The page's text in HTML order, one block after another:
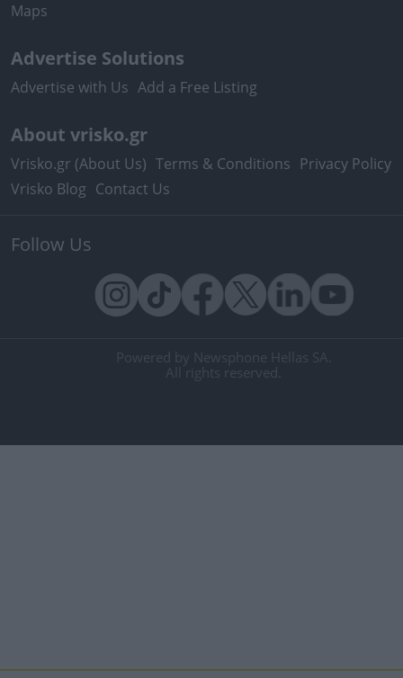
Maps
Advertise Solutions
Advertise with Us Add a Free Listing
About vrisko.gr
Vrisko.gr (About Us) Terms & Conditions Privacy Policy
Vrisko Blog Contact Us
Follow Us
Powered by Newsphone Hellas SA.
All rights reserved.